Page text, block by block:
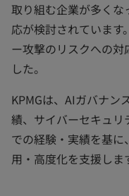
取り組む企業が多くな
応が検討されていま
ー攻撃のリスクへの
した。
KPMGは、AIガバナン
績、サイバーセキュ
での経験・実績を基
用・高度化を支援しま